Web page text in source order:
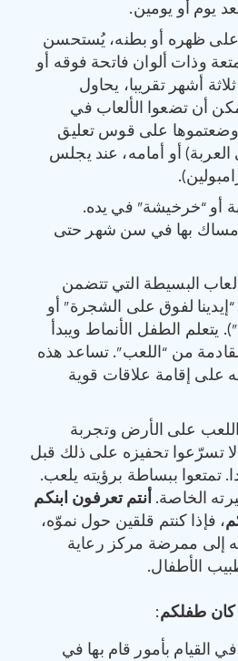
يوم أو يومين.
على ظهره أو بطنه، يُستحسن
وذات ألوان فاتحة فوقه أو
أشهر تقريبا، يحاول
أن تضعوا الألعاب في
وضعتموها على قوس تعليق
أو أمامه، عند يجلس
أو “خرخيشة” في يده.
بها في سن شهر حتى
البسيطة التي تتضمن
لفوق على الشجرة” أو
يتعلم الطفل الأنماط ويبدأ
من “اللعب”. تساعد هذه
على إقامة علاقات قوية
على الأرض وتجربة
تسرّعوا تحفيزه على ذلك قبل
تمتعوا ببساطة برؤيته يلعب.
الخاصة. أنتم تعرفون ابنكم
، فإذا كنتم قلقين حول نموّه،
إلى ممرضة مركز رعاية
الأطفال.
كان طفلكم:
في القيام بأمور قام بها في